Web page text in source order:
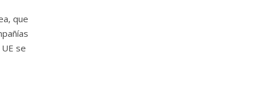
que
se